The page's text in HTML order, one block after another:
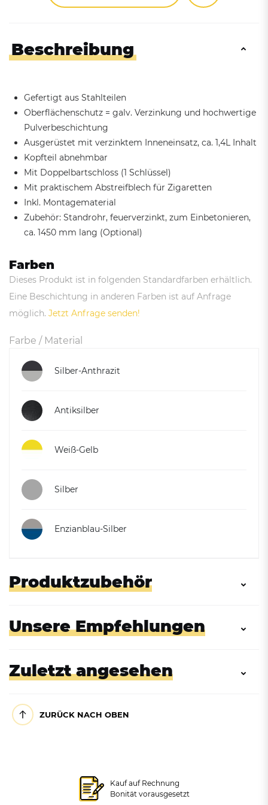
Beschreibung
Gefertigt aus Stahlteilen
Oberflächenschutz = galv. Verzinkung und hochwertige
Pulverbeschichtung
Ausgerüstet mit verzinktem Inneneinsatz, ca. 1,4L Inhalt
Kopfteil abnehmbar
Mit Doppelbartschloss (1 Schlüssel)
Mit praktischem Abstreifblech für Zigaretten
Inkl. Montagematerial
Zubehör: Standrohr, feuerverzinkt, zum Einbetonieren,
ca. 1450 mm lang (Optional)
Farben
Dieses Produkt ist in folgenden Standardfarben erhältlich.
Eine Beschichtung in anderen Farben ist auf Anfrage
möglich. Jetzt Anfrage senden!
Farbe / Material
Silber-Anthrazit
Antiksilber
Weiß-Gelb
Silber
Enzianblau-Silber
Produktzubehör
Unsere Empfehlungen
Wandascher, verschließbar
- 1,5L in 6 Farben
Wandaschenbecher aus
Stahl, 3L
Zuletzt angesehen
ZURÜCK NACH OBEN
Kauf auf Rechnung
Bonität vorausgesetzt